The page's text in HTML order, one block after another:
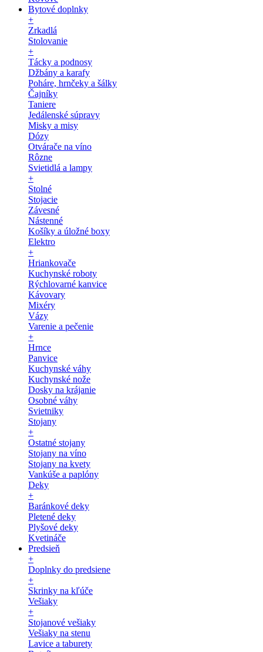
Bytové doplnky
+
Zrkadlá
Stolovanie
+
Tácky a podnosy
Džbány a karafy
Poháre, hrnčeky a šálky
Čajníky
Taniere
Jedálenské súpravy
Misky a misy
Dózy
Otvárače na víno
Rôzne
Svietidlá a lampy
+
Stolné
Stojacie
Závesné
Nástenné
Košíky a úložné boxy
Elektro
+
Hriankovače
Kuchynské roboty
Rýchlovarné kanvice
Kávovary
Mixéry
Vázy
Varenie a pečenie
+
Hrnce
Panvice
Kuchynské váhy
Kuchynské nože
Dosky na krájanie
Osobné váhy
Svietniky
Stojany
+
Ostatné stojany
Stojany na víno
Stojany na kvety
Vankúše a paplóny
Deky
+
Baránkové deky
Pletené deky
Plyšové deky
Kvetináče
Predsieň
+
Doplnky do predsiene
+
Skrinky na kľúče
Vešiaky
+
Stojanové vešiaky
Vešiaky na stenu
Lavice a taburety